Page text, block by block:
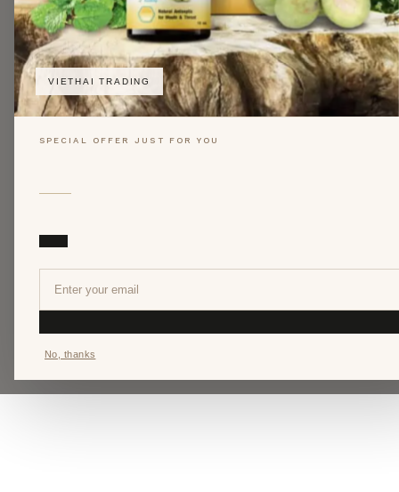
VIETHAI TRADING
SPECIAL OFFER JUST FOR YOU
No, thanks